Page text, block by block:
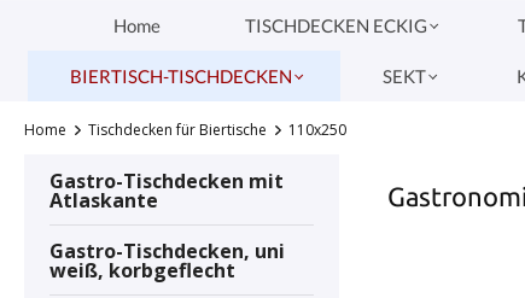
Home TISCHDECKEN ECKIG
BIERTISCH-TISCHDECKEN SEKT
Home Tischdecken für Biertische 110x250
Gastro-Tischdecken mit
Atlaskante
Gastro-Tischdecken, uni
weiß, korbgeflecht